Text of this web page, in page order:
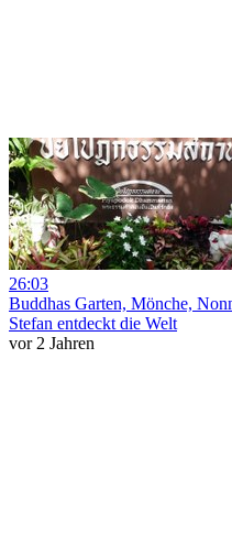
26:03
Buddhas Garten, Mönche,
Stefan entdeckt die Welt
vor 2 Jahren